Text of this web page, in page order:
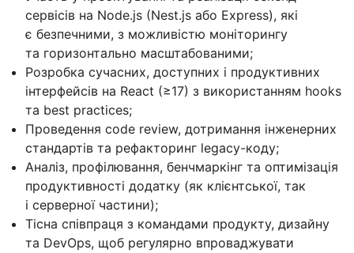
сервісів на Node.js (Nest.js або Express), які
є безпечними, з можливістю моніторингу
та горизонтально масштабованими;
Розробка сучасних, доступних і продуктивних
інтерфейсів на React (≥17) з використанням hooks
та best practices;
Проведення code review, дотримання інженерних
стандартів та рефакторинг legacy-коду;
Аналіз, профілювання, бенчмаркінг та оптимізація
продуктивності додатку (як клієнтської, так
і серверної частини);
Тісна співпраця з командами продукту, дизайну
та DevOps, щоб регулярно впроваджувати